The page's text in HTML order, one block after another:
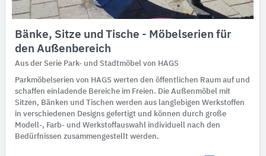
Bänke, Sitze und Tische - Möbelserien für
den Außenbereich
Aus der Serie Park- und Stadtmöbel von HAGS
Parkmöbelserien von HAGS werten den öffentlichen Raum auf und
schaffen einladende Bereiche im Freien. Die Außenmöbel mit
Sitzen, Bänken und Tischen werden aus langlebigen Werkstoffen
in verschiedenen Designs gefertigt und können durch große
Modell-, Farb- und Werkstoffauswahl individuell nach den
Bedürfnissen zusammengestellt werden.